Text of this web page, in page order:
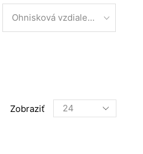
Ohnisková vzdialenosť
Zobraziť
Products
per